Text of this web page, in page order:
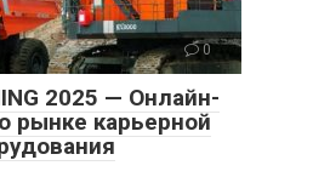
0
2025 — Онлайн-
рынке карьерной